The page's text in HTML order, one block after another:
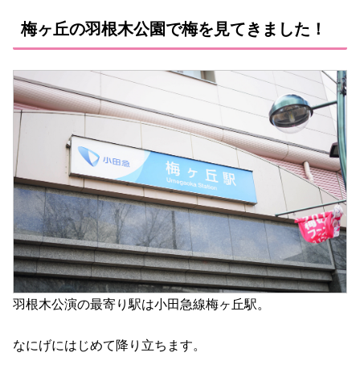
梅ヶ丘の羽根木公園で梅を見てきました！
羽根木公演の最寄り駅は小田急線梅ヶ丘駅。
なにげにはじめて降り立ちます。